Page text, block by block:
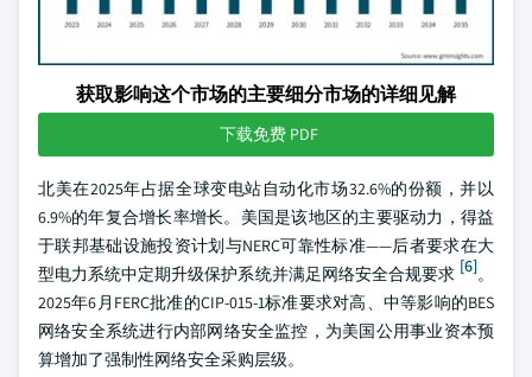
获取影响这个市场的主要细分市场的详细见解
下载免费 PDF
北美在2025年占据全球变电站自动化市场32.6%的份额，并以
6.9%的年复合增长率增长。美国是该地区的主要驱动力，得益
于联邦基础设施投资计划与NERC可靠性标准——后者要求在大
型电力系统中定期升级保护系统并满足网络安全合规要求 [6]。
2025年6月FERC批准的CIP-015-1标准要求对高、中等影响的BES
网络安全系统进行内部网络安全监控，为美国公用事业资本预
算增加了强制性网络安全采购层级。